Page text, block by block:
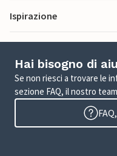
Ispirazione
Hai bisogno di
Se non riesci a trovare le
sezione FAQ, il nostro